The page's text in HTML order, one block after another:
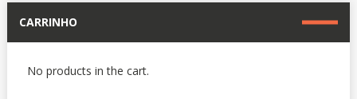
CARRINHO
No products in the cart.